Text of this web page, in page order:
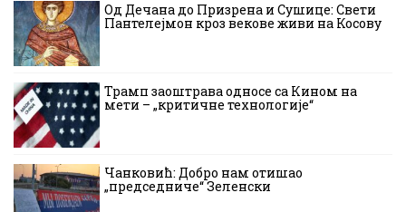
Од Дечана до Призрена и Сушице: Свети
Пантелејмон кроз векове живи на Косову
Трамп заоштрава односе са Кином на
мети – „критичне технологије“
Чанковић: Добро нам отишао
„председниче“ Зеленски